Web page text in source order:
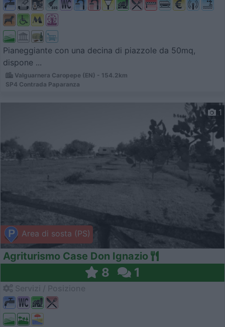
Pianeggiante con una decina di piazzole da 50mq,
dispone ...
Valguarnera Caropepe (EN) - 154.2km
SP4 Contrada Paparanza
Area di sosta (PS)
1
Agriturismo Case Don Ignazio
8 1